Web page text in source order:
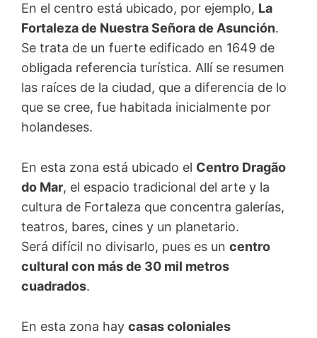
En el centro está ubicado, por ejemplo, La
Fortaleza de Nuestra Señora de Asunción.
Se trata de un fuerte edificado en 1649 de
obligada referencia turística. Allí se resumen
las raíces de la ciudad, que a diferencia de lo
que se cree, fue habitada inicialmente por
holandeses.
En esta zona está ubicado el Centro Dragão
do Mar, el espacio tradicional del arte y la
cultura de Fortaleza que concentra galerías,
teatros, bares, cines y un planetario.
Será difícil no divisarlo, pues es un centro
cultural con más de 30 mil metros
cuadrados.
En esta zona hay casas coloniales